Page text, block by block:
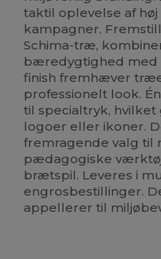
taktil oplevelse af
kampagner.
Schima-træ,
bæredygtighed med
finish fremhæver
professionelt look.
til specialtryk,
logoer eller ikoner.
fremragende valg til
pædagogiske
brætspil. Leveres i
engrosbestillinger.
appellerer til